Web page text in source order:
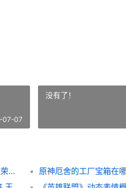
07-07
没有了！
王者荣耀荣耀v10一共要充多少钱2022 王者荣耀荣耀V10头像
原神厄舍的工厂宝箱在